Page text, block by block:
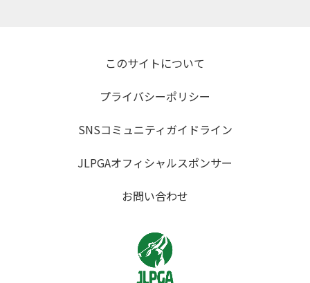
このサイトについて
プライバシーポリシー
SNSコミュニティガイドライン
JLPGAオフィシャルスポンサー
お問い合わせ